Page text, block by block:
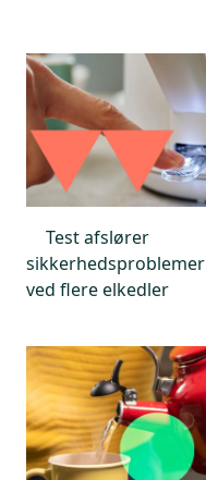
Test afslører
sikkerhedsproblemer
ved flere elkedler